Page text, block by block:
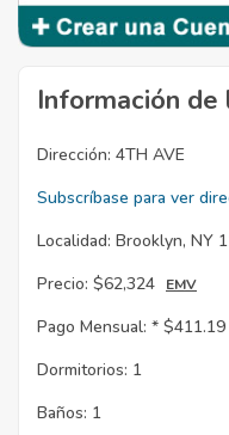
Información
Dirección: 4TH AVE
Subscríbase para ver
Localidad: Brooklyn, NY
Precio: $62,324 EMV
Pago Mensual: * $411.19
Dormitorios: 1
Baños: 1